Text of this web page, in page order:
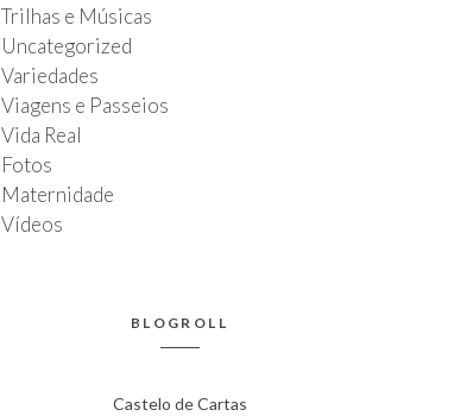
Trilhas e Músicas
Uncategorized
Variedades
Viagens e Passeios
Vida Real
Fotos
Maternidade
Vídeos
BLOGROLL
Castelo de Cartas